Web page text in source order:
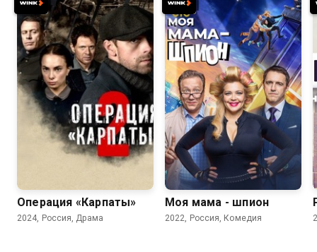
Операция «Карпаты»
2024, Россия, Драма
7.5
Моя мама - шпион
2022, Россия, Комедия